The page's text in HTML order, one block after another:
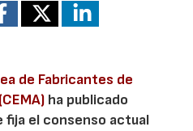
de Fabricantes de
ha publicado
fija el consenso actual